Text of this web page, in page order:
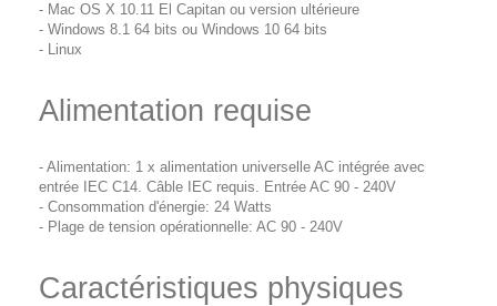
- Mac OS X 10.11 El Capitan ou version ultérieure
- Windows 8.1 64 bits ou Windows 10 64 bits
- Linux
Alimentation requise
- Alimentation: 1 x alimentation universelle AC intégrée avec
entrée IEC C14. Câble IEC requis. Entrée AC 90 - 240V
- Consommation d'énergie: 24 Watts
- Plage de tension opérationnelle: AC 90 - 240V
Caractéristiques physiques